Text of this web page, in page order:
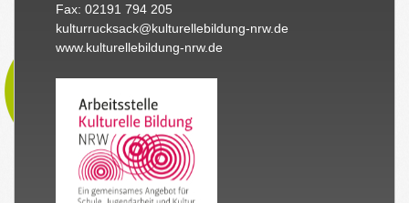
Fax: 02191 794 205
kulturrucksack@kulturellebildung-nrw.de
www.kulturellebildung-nrw.de